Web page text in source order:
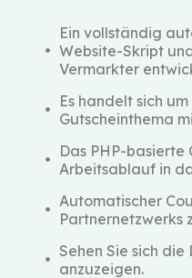
Ein vollständig
Website-Skript
Vermarkter
Es handelt sich
Gutscheinthema
Das PHP-
Arbeitsablauf in
Automatischer
Partnernetzwerks
Sehen Sie sich
anzuzeigen.